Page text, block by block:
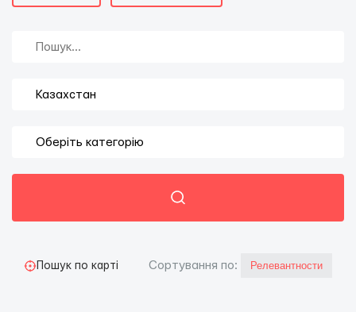
Пошук по карті Сортування по: